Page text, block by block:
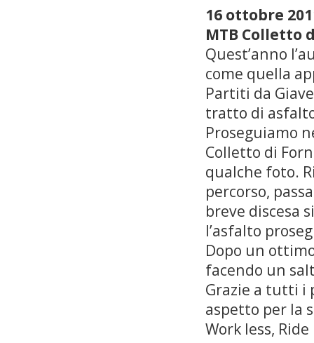
16 ottobre
MTB Colletto
Quest’anno
come quella
Partiti da
tratto di
Proseguiamo
Colletto di
qualche foto.
percorso,
breve discesa
l’asfalto
Dopo un
facendo un
Grazie a tutti i
aspetto per la
Work less,